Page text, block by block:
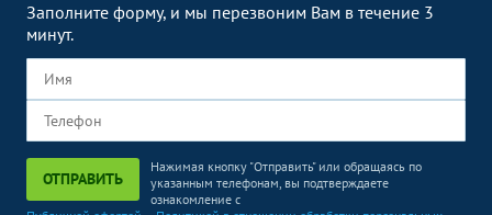
Заполните форму, и мы перезвоним Вам в течение 3
минут.
ОТПРАВИТЬ
Нажимая кнопку "Отправить" или обращаясь по
указанным телефонам, вы подтверждаете
ознакомление с